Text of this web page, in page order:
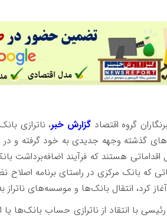
گروه اقتصادگزارش خبر، ناترازی
گذشته وجهه جدیدی به خود گرفته و در
اقداماتی هستند که فرآیند اضافه‌برداشت
که بانک مرکزی در راستای برنامه
کرد، انتقال بانک‌ها و موسسه‌های
با انتقاد از ناترازی حساب بانک‌ها